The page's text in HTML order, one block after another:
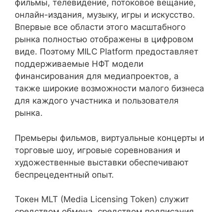
фильмы, телевидение, потоковое вещание,
онлайн-издания, музыку, игры и искусство.
Впервые все области этого масштабного
рынка полностью отображены в цифровом
виде. Поэтому MILC Platform предоставляет
поддерживаемые НФТ модели
финансирования для медиапроектов, а
также широкие возможности малого бизнеса
для каждого участника и пользователя
рынка.
Премьеры фильмов, виртуальные концерты и
торговые шоу, игровые соревнования и
художественные выставки обеспечивают
беспрецедентный опыт.
Токен MLT (Media Licensing Token) служит